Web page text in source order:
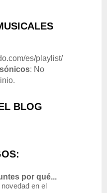
es/playlist/
: No
BLOG
por qué...
novedad en el